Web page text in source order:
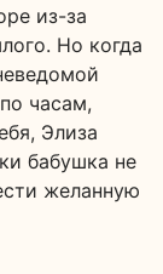
из-за
Но когда
часам,
Элиза
бабушка не
желанную